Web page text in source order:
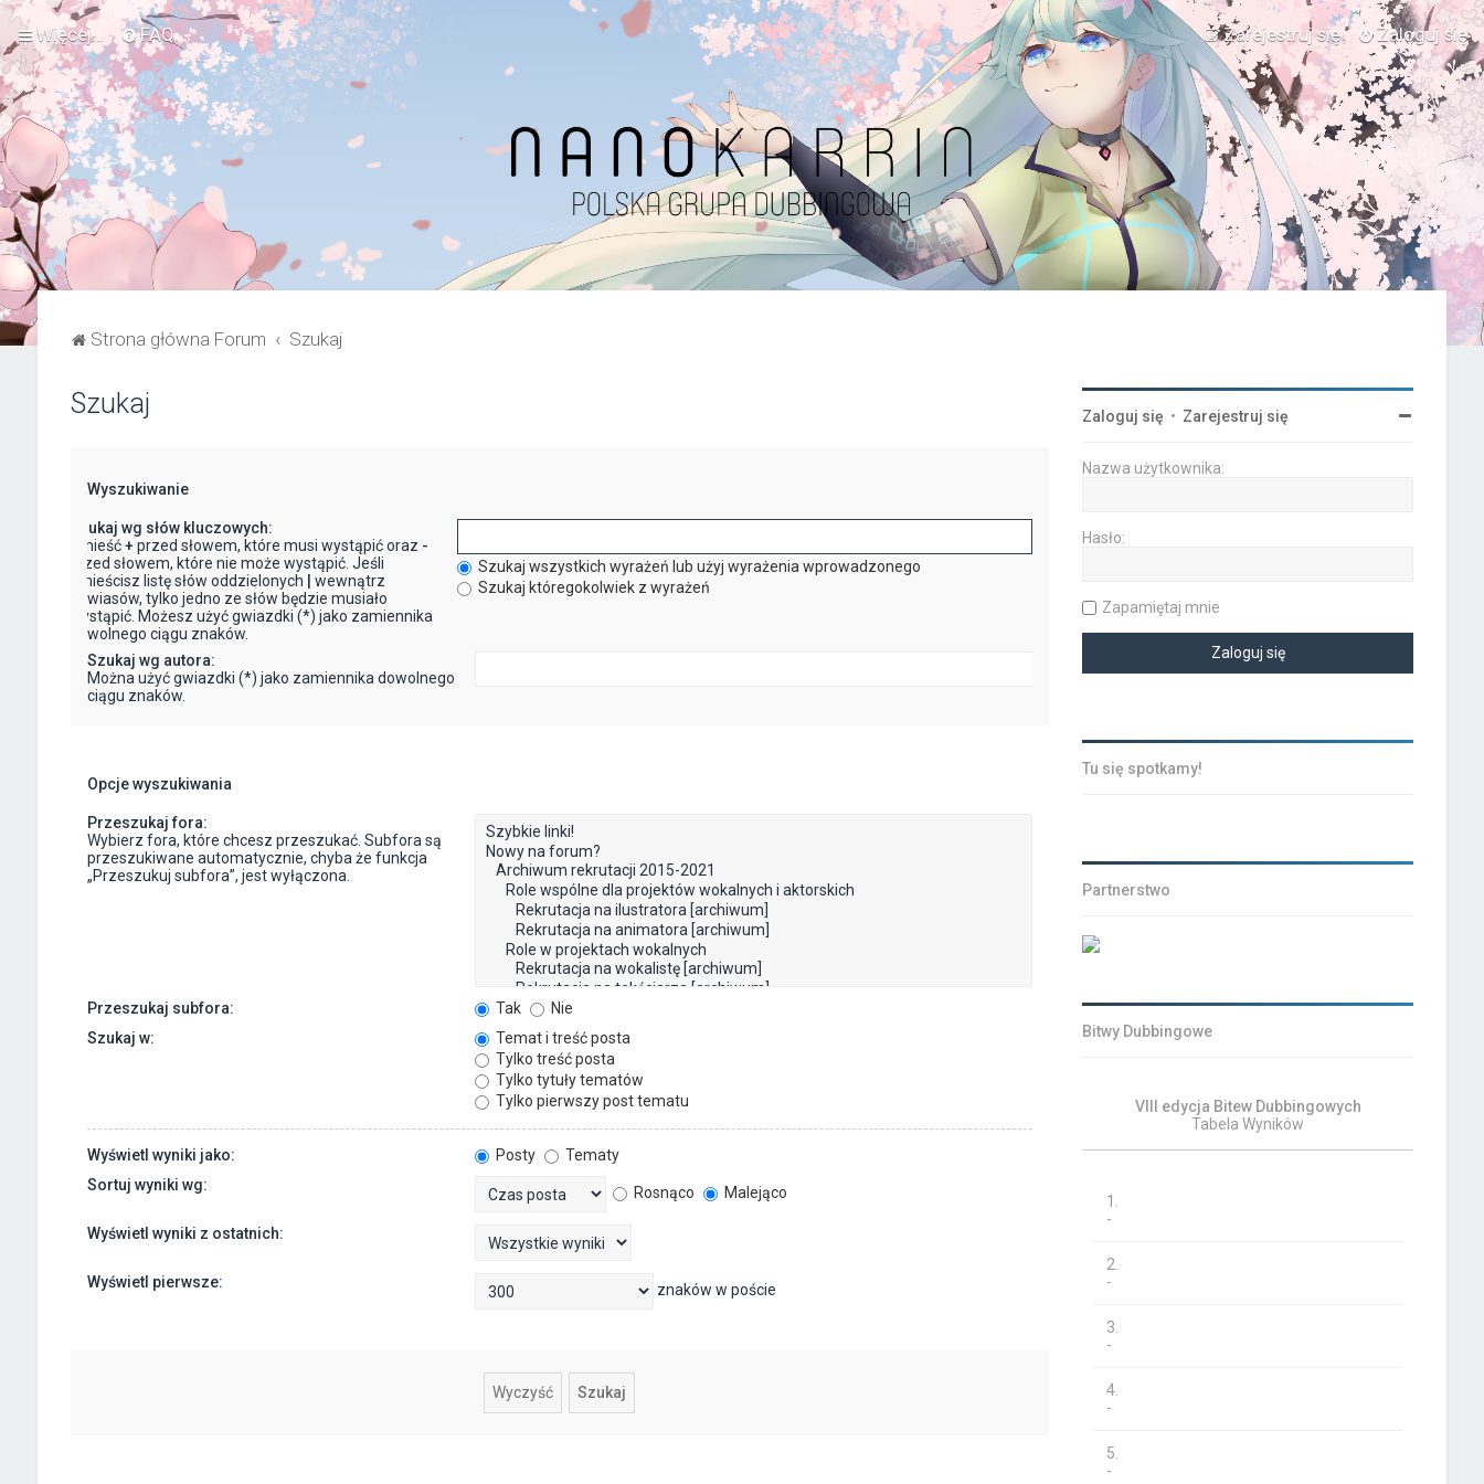
Więcej… FAQ Zaloguj się
Zarejestruj się
Strona główna Forum Szukaj
Szukaj
Wyszukiwanie
Szukaj wg słów kluczowych:
Umieść+ przed słowem, które musi wystąpić oraz -
przed słowem, które nie może wystąpić. Jeśli
umieścisz listę słów oddzielonych
wewnątrz
nawiasów, tylko jedno ze słów będzie musiało
wystąpić. Możesz użyć gwiazdki (*) jako zamiennika
dowolnego ciągu znaków.
Szukaj wszystkich wyrażeń lub użyj wyrażenia wprowadzonego
Szukaj któregokolwiek z wyrażeń
Szukaj wg autora:
Można użyć gwiazdki (*) jako zamiennika dowolnego
ciągu znaków.
Opcje wyszukiwania
Przeszukaj fora:
Wybierz fora, które chcesz przeszukać. Subfora są
przeszukiwane automatycznie, chyba że funkcja
„Przeszukuj subfora”, jest wyłączona.
Przeszukaj subfora: Tak
Nie
Szukaj w:
Temat i treść posta
Tylko treść posta
Tylko tytuły tematów
Tylko pierwszy post tematu
Wyświetl wyniki jako: Posty
Tematy
Sortuj wyniki wg:
Rosnąco Malejąco
Wyświetl wyniki z ostatnich:
Wyświetl pierwsze: znaków w poście
Zaloguj się • Zarejestruj się
Nazwa użytkownika:
Hasło:
Zapamiętaj mnie
Tu się spotkamy!
Partnerstwo
Bitwy Dubbingowe
VIII edycja Bitew Dubbingowych
Tabela Wyników
1.
-
2.
-
3.
-
4.
-
5.
-